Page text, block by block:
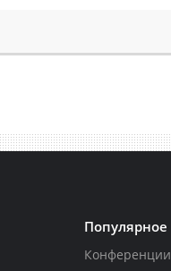
Популярное
Конференции